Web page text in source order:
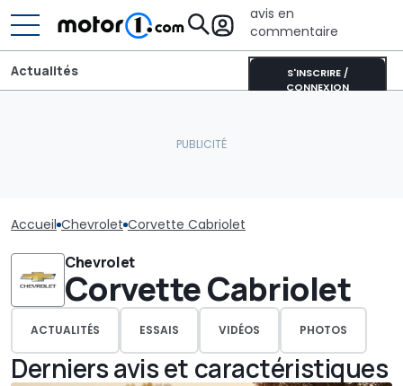
avis en
commentaire
S'INSCRIRE /
CONNEXION
Actualités
Accueil Chevrolet Corvette Cabriolet
Chevrolet
Corvette Cabriolet
ACTUALITÉS ESSAIS VIDÉOS PHOTOS
Derniers avis et caractéristiques